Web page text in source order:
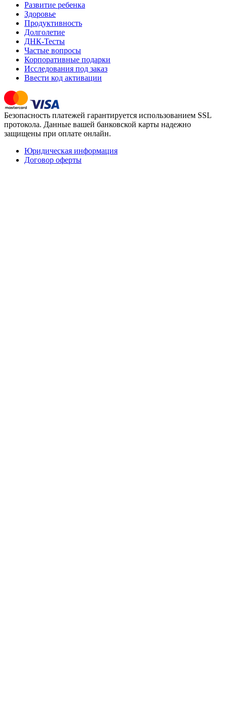
Развитие ребенка
Здоровье
Продуктивность
Долголетие
ДНК-Тесты
Частые вопросы
Корпоративные подарки
Исследования под заказ
Ввести код активации
Безопасность платежей гарантируется использованием SSL
протокола. Данные вашей банковской карты надежно
защищены при оплате онлайн.
Юридическая информация
Договор оферты